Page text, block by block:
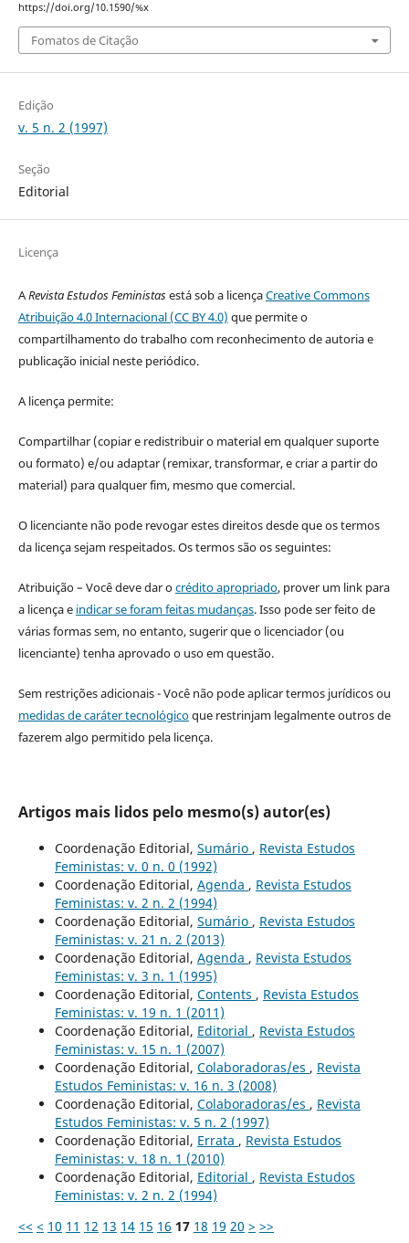
https://doi.org/10.1590/%x
Fomatos de Citação
Edição
v. 5 n. 2 (1997)
Seção
Editorial
Licença
ARevista Estudos Feministasestá sob a licençaCreative Commons
Atribuição 4.0 Internacional (CC BY 4.0) que permite o
compartilhamento do trabalho com reconhecimento de autoria e
publicação inicial neste periódico.
A licença permite:
Compartilhar (copiar e redistribuir o material em qualquer suporte
ou formato) e/ou adaptar (remixar, transformar, e criar a partir do
material) para qualquer fim, mesmo que comercial.
O licenciante não pode revogar estes direitos desde que os termos
da licença sejam respeitados. Os termos são os seguintes:
Atribuição – Você deve dar ocrédito apropriado, prover um link para
a licença e indicar se foram feitas mudanças. Isso pode ser feito de
várias formas sem, no entanto, sugerir que o licenciador (ou
licenciante) tenha aprovado o uso em questão.
Sem restrições adicionais - Você não pode aplicar termos jurídicos ou
medidas de caráter tecnológicoque restrinjam legalmente outros de
fazerem algo permitido pela licença.
Artigos mais lidos pelo mesmo(s) autor(es)
Coordenação Editorial, Sumário , Revista Estudos
Feministas: v. 0 n. 0 (1992)
Coordenação Editorial, Agenda , Revista Estudos
Feministas: v. 2 n. 2 (1994)
Coordenação Editorial, Sumário , Revista Estudos
Feministas: v. 21 n. 2 (2013)
Coordenação Editorial, Agenda , Revista Estudos
Feministas: v. 3 n. 1 (1995)
Coordenação Editorial, Contents , Revista Estudos
Feministas: v. 19 n. 1 (2011)
Coordenação Editorial, Editorial , Revista Estudos
Feministas: v. 15 n. 1 (2007)
Coordenação Editorial, Colaboradoras/es , Revista
Estudos Feministas: v. 16 n. 3 (2008)
Coordenação Editorial, Colaboradoras/es , Revista
Estudos Feministas: v. 5 n. 2 (1997)
Coordenação Editorial, Errata , Revista Estudos
Feministas: v. 18 n. 1 (2010)
Coordenação Editorial, Editorial , Revista Estudos
Feministas: v. 2 n. 2 (1994)
<< < 10 11 12 13 14 15 16 17 18 19 20 > >>